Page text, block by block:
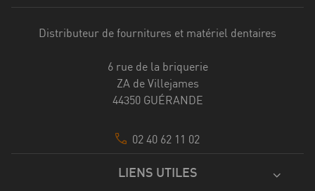
Distributeur de fournitures et matériel dentaires
6 rue de la briquerie
ZA de Villejames
44350 GUÉRANDE
02 40 62 11 02
LIENS UTILES